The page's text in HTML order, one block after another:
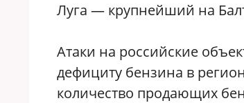
Луга — крупнейший на
Атаки на российские
дефициту бензина в
количество продающих